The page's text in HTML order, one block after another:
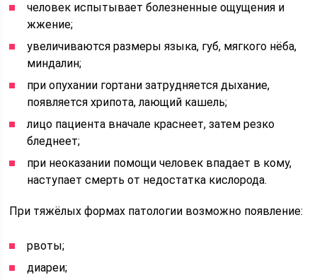
человек испытывает болезненные ощущения и
жжение;
увеличиваются размеры языка, губ, мягкого нёба,
миндалин;
при опухании гортани затрудняется дыхание,
появляется хрипота, лающий кашель;
лицо пациента вначале краснеет, затем резко
бледнеет;
при неоказании помощи человек впадает в кому,
наступает смерть от недостатка кислорода.
При тяжёлых формах патологии возможно появление:
рвоты;
диареи;